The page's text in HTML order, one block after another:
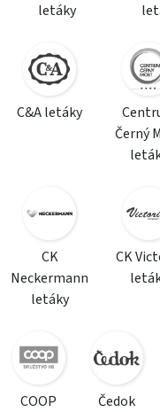
letáky
C&A letáky
Černý
CK
Neckermann
letáky
CK
COOP
Čedok